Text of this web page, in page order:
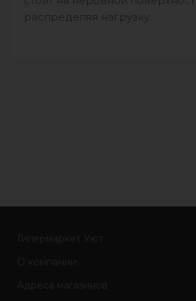
распределяя нагрузку.
Гипермаркет Уют
О компании
Адреса магазинов